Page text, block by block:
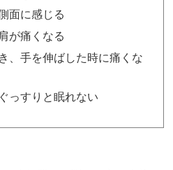
面に感じる
が痛くなる
、手を伸ばした時に痛くな
っすりと眠れない